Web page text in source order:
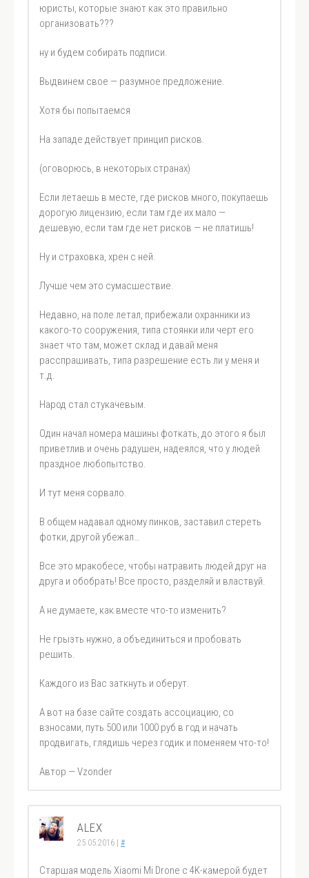
юристы, которые знают как это правильно
организовать???
ну и будем собирать подписи.
Выдвинем свое — разумное предложение.
Хотя бы попытаемся
На западе действует принцип рисков.
(оговорюсь, в некоторых странах)
Если летаешь в месте, где рисков много, покупаешь
дорогую лицензию, если там где их мало —
дешевую, если там где нет рисков — не платишь!
Ну и страховка, хрен с ней.
Лучше чем это сумасшествие.
Недавно, на поле летал, прибежали охранники из
какого-то сооружения, типа стоянки или черт его
знает что там, может склад и давай меня
расспрашивать, типа разрешение есть ли у меня и
т.д.
Народ стал стукачевым.
Один начал номера машины фоткать, до этого я был
приветлив и очень радушен, надеялся, что у людей
праздное любопытство.
И тут меня сорвало.
В общем надавал одному пинков, заставил стереть
фотки, другой убежал…
Все это мракобесе, чтобы натравить людей друг на
друга и обобрать! Все просто, разделяй и властвуй.
А не думаете, как вместе что-то изменить?
Не грызть нужно, а объединиться и пробовать
решить.
Каждого из Вас заткнуть и оберут.
А вот на базе сайте создать ассоциацию, со
взносами, путь 500 или 1000 руб в год и начать
продвигать, глядишь через годик и поменяем что-то!
Автор — Vzonder
ALEX
25.05.2016 #
Старшая модель Xiaomi Mi Drone с 4K-камерой будет